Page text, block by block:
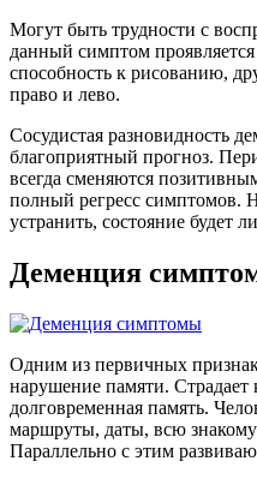
Могут быть трудности с
данный симптом
способность к рисованию,
право и лево.
Сосудистая разновидность
благоприятный прогноз.
всегда сменяются
полный регресс симптомов.
устранить, состояние будет
Деменция
Одним из первичных
нарушение памяти. Страдает
долговременная память.
маршруты, даты, всю
Параллельно с этим